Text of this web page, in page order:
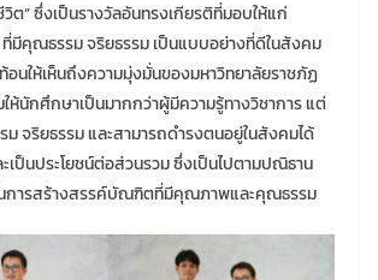
ต” ซึ่งเป็นรางวัลอันทรงเกียรติที่มอบให้แก่
มีคุณธรรม จริยธรรม เป็นแบบอย่างที่ดีในสังคม
อนให้เห็นถึงความมุ่งมั่นของมหาวิทยาลัยราชภัฏ
ให้นักศึกษาเป็นมากกว่าผู้มีความรู้ทางวิชาการ แต่
จริยธรรม และสามารถดำรงตนอยู่ในสังคมได้
เป็นประโยชน์ต่อส่วนรวม ซึ่งเป็นไปตามปณิธาน
นการสร้างสรรค์บัณฑิตที่มีคุณภาพและคุณธรรม